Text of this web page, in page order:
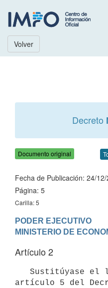
Volver
Decreto
Documento original
Fecha de Publicación: 24/
Página: 5
Carilla: 5
PODER EJECUTIVO
Artículo 2
artículo 5 del